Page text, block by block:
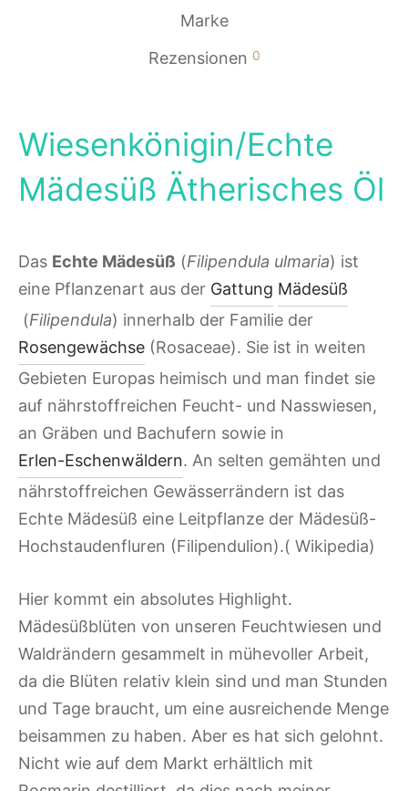
Marke
Rezensionen 0
Wiesenkönigin/Echte
Mädesüß Ätherisches Öl
Das Echte Mädesüß (Filipendula ulmaria) ist
eine Pflanzenart aus der Gattung Mädesüß
(Filipendula) innerhalb der Familie der
Rosengewächse (Rosaceae). Sie ist in weiten
Gebieten Europas heimisch und man findet sie
auf nährstoffreichen Feucht- und Nasswiesen,
an Gräben und Bachufern sowie in
Erlen-Eschenwäldern. An selten gemähten und
nährstoffreichen Gewässerrändern ist das
Echte Mädesüß eine Leitpflanze der Mädesüß-
Hochstaudenfluren (Filipendulion).( Wikipedia)
Hier kommt ein absolutes Highlight.
Mädesüßblüten von unseren Feuchtwiesen und
Waldrändern gesammelt in mühevoller Arbeit,
da die Blüten relativ klein sind und man Stunden
und Tage braucht, um eine ausreichende Menge
beisammen zu haben. Aber es hat sich gelohnt.
Nicht wie auf dem Markt erhältlich mit